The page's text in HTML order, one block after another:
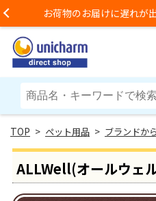
Previousお荷物のお届けに遅れが
> ペット用品 > ブランドか
ALLWell(オールウェル